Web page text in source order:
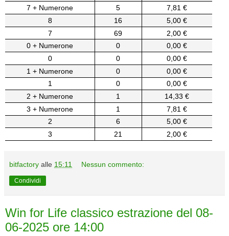
7 + Numerone 5
7,81 €
8
16
5,00 €
7
69
2,00 €
0 + Numerone
0
0,00 €
0
0
0,00 €
1 + Numerone
0
0,00 €
1
0
0,00 €
2 + Numerone
1
14,33 €
3 + Numerone
1
7,81 €
2
6
5,00 €
3
21 2,00 €
bitfactory alle 15:11 Nessun commento:
Condividi
Win for Life classico estrazione del 08-
06-2025 ore 14:00